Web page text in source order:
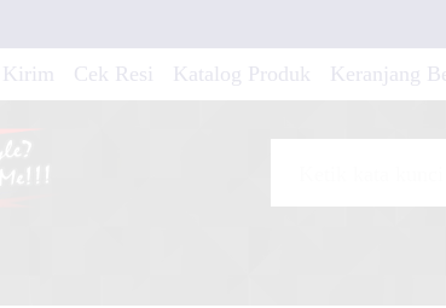
White Race
CW Dark Red
25 New Black
Kirim Cek Resi Katalog Produk Keranjang